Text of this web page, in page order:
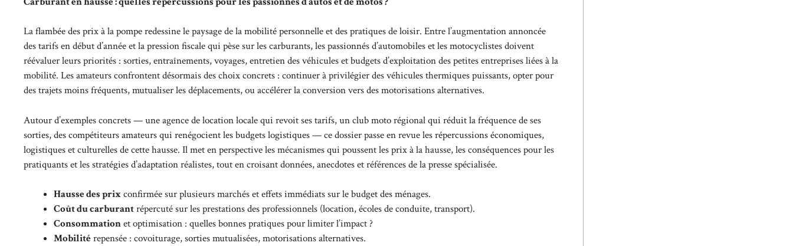
La flambée des prix à la pompe redessine le paysage de la mobilité personnelle et des pratiques de loisir. Entre l’augmentation annoncée
des tarifs en début d’année et la pression fiscale qui pèse sur les carburants, les passionnés d’automobiles et les motocyclistes doivent
réévaluer leurs priorités : sorties, entraînements, voyages, entretien des véhicules et budgets d’exploitation des petites entreprises liées à la
mobilité. Les amateurs confrontent désormais des choix concrets : continuer à privilégier des véhicules thermiques puissants, opter pour
des trajets moins fréquents, mutualiser les déplacements, ou accélérer la conversion vers des motorisations alternatives.
Autour d’exemples concrets — une agence de location locale qui revoit ses tarifs, un club moto régional qui réduit la fréquence de ses
sorties, des compétiteurs amateurs qui renégocient les budgets logistiques — ce dossier passe en revue les répercussions économiques,
logistiques et culturelles de cette hausse. Il met en perspective les mécanismes qui poussent les prix à la hausse, les conséquences pour les
pratiquants et les stratégies d’adaptation réalistes, tout en croisant données, anecdotes et références de la presse spécialisée.
Hausse des prixconfirmée sur plusieurs marchés et effets immédiats sur le budget des ménages.
Coût du carburantrépercuté sur les prestations des professionnels (location, écoles de conduite, transport).
Consommationet optimisation : quelles bonnes pratiques pour limiter l’impact ?
Mobilitérepensée : covoiturage, sorties mutualisées, motorisations alternatives.